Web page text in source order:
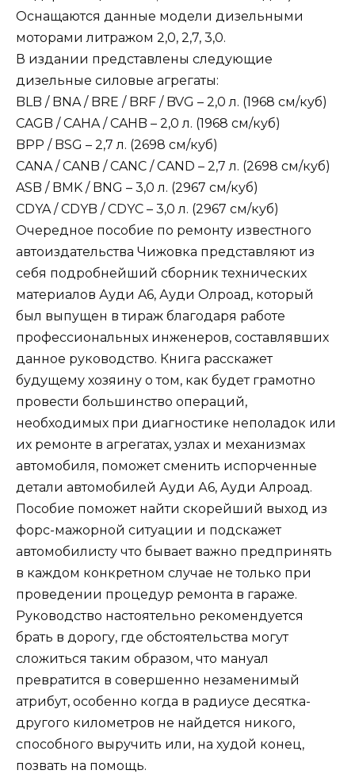
Оснащаются данные модели дизельными
моторами литражом 2,0, 2,7, 3,0.
В издании представлены следующие
дизельные силовые агрегаты:
BLB / BNA / BRE / BRF / BVG – 2,0 л. (1968 см/куб)
CAGB / CAHA / CAHB – 2,0 л. (1968 см/куб)
BPP / BSG – 2,7 л. (2698 см/куб)
CANA / CANB / CANC / CAND – 2,7 л. (2698 см/куб)
ASB / BMK / BNG – 3,0 л. (2967 см/куб)
CDYA / CDYB / CDYC – 3,0 л. (2967 см/куб)
Очередное пособие по ремонту известного
автоиздательства Чижовка представляют из
себя подробнейший сборник технических
материалов Ауди A6, Ауди Олроад, который
был выпущен в тираж благодаря работе
профессиональных инженеров, составлявших
данное руководство. Книга расскажет
будущему хозяину о том, как будет грамотно
провести большинство операций,
необходимых при диагностике неполадок или
их ремонте в агрегатах, узлах и механизмах
автомобиля, поможет сменить испорченные
детали автомобилей Ауди А6, Ауди Алроад.
Пособие поможет найти скорейший выход из
форс-мажорной ситуации и подскажет
автомобилисту что бывает важно предпринять
в каждом конкретном случае не только при
проведении процедур ремонта в гараже.
Руководство настоятельно рекомендуется
брать в дорогу, где обстоятельства могут
сложиться таким образом, что мануал
превратится в совершенно незаменимый
атрибут, особенно когда в радиусе десятка-
другого километров не найдется никого,
способного выручить или, на худой конец,
позвать на помощь.